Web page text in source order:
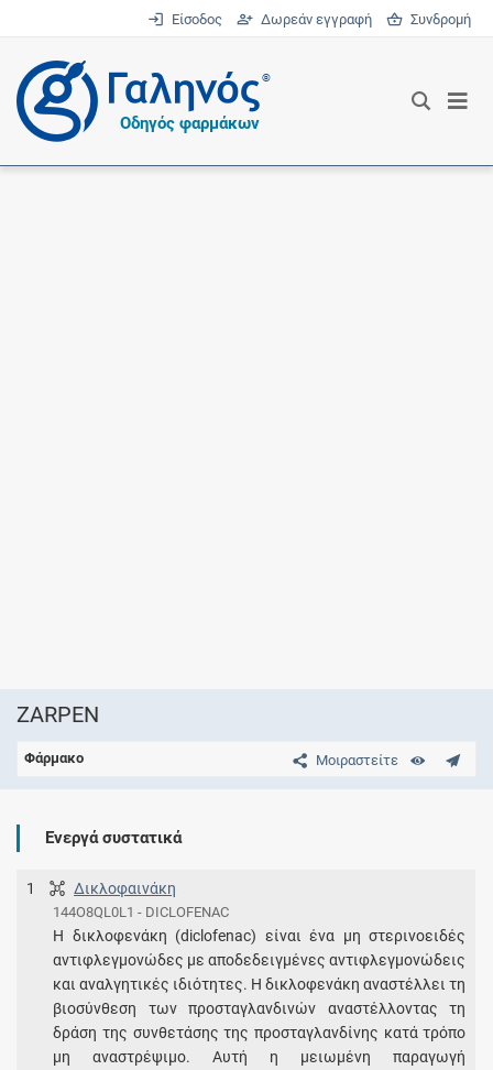
Είσοδος Δωρεάν εγγραφή Συνδρομή
®
Οδηγός φαρμάκων
ZARPEN
Μοιραστείτε
Φάρμακο
Ενεργά συστατικά
1 Δικλοφαινάκη
144O8QL0L1 - DICLOFENAC
Η δικλοφενάκη (diclofenac) είναι ένα μη στερινοειδές
αντιφλεγμονώδες με αποδεδειγμένες αντιφλεγμονώδεις
και αναλγητικές ιδιότητες. Η δικλοφενάκη αναστέλλει τη
βιοσύνθεση των προσταγλανδινών αναστέλλοντας τη
δράση της συνθετάσης της προσταγλανδίνης κατά τρόπο
μη αναστρέψιμο. Αυτή η μειωμένη παραγωγή